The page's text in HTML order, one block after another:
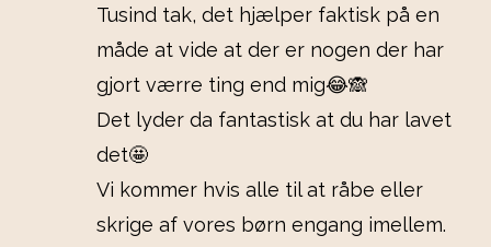
Tusind tak, det hjælper faktisk på en
måde at vide at der er nogen der har
gjort værre ting end mig😂🙈
Det lyder da fantastisk at du har lavet
det🤩
Vi kommer hvis alle til at råbe eller
skrige af vores børn engang imellem.